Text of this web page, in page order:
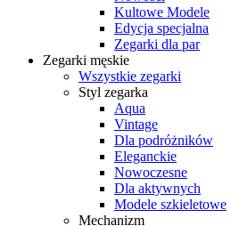
Kultowe Modele
Edycja specjalna
Zegarki dla par
Zegarki męskie
Wszystkie zegarki
Styl zegarka
Aqua
Vintage
Dla podróżników
Eleganckie
Nowoczesne
Dla aktywnych
Modele szkieletowe
Mechanizm